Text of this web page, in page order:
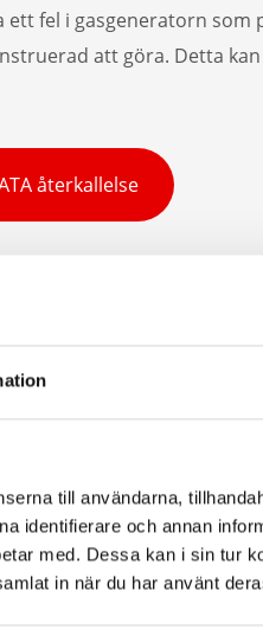
till användarna,
identifierare och annan
med. Dessa kan i sin tur
in när du har använt
ett fel i gasgeneratorn
att göra. Detta
återkallelse